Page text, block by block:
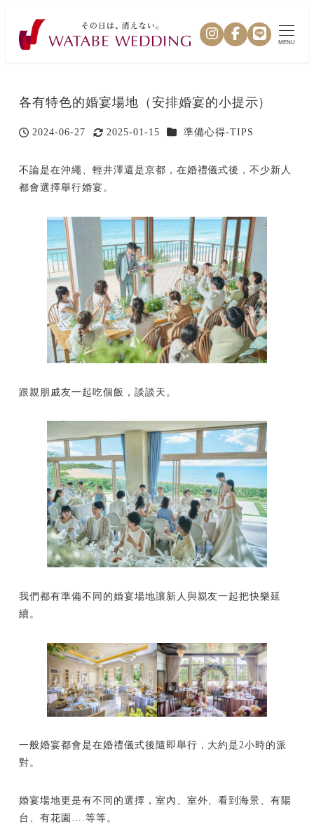
MENU
各有特色的婚宴場地（安排婚宴的小提示）
投稿日
2024-06-27
更新日
2025-01-15 カテゴリー
準備心得-TIPS
不論是在沖繩、輕井澤還是京都，在婚禮儀式後，不少新人
都會選擇舉行婚宴。
跟親朋戚友一起吃個飯，談談天。
我們都有準備不同的婚宴場地讓新人與親友一起把快樂延
續。
一般婚宴都會是在婚禮儀式後隨即舉行，大約是2小時的派
對。
婚宴場地更是有不同的選擇，室內、室外、看到海景、有陽
台、有花園….等等。